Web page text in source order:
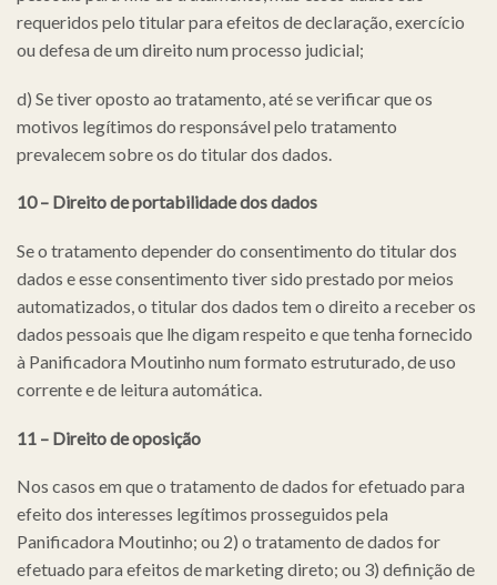
requeridos pelo titular para efeitos de declaração, exercício
ou defesa de um direito num processo judicial;
d) Se tiver oposto ao tratamento, até se verificar que os
motivos legítimos do responsável pelo tratamento
prevalecem sobre os do titular dos dados.
10 – Direito de portabilidade dos dados
Se o tratamento depender do consentimento do titular dos
dados e esse consentimento tiver sido prestado por meios
automatizados, o titular dos dados tem o direito a receber os
dados pessoais que lhe digam respeito e que tenha fornecido
à Panificadora Moutinho num formato estruturado, de uso
corrente e de leitura automática.
11 – Direito de oposição
Nos casos em que o tratamento de dados for efetuado para
efeito dos interesses legítimos prosseguidos pela
Panificadora Moutinho; ou 2) o tratamento de dados for
efetuado para efeitos de marketing direto; ou 3) definição de